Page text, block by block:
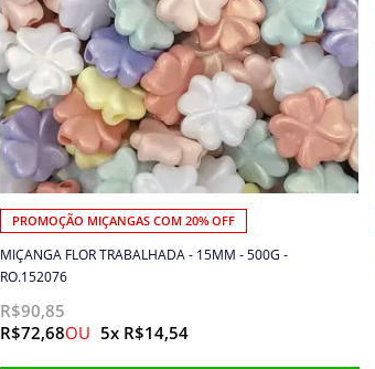
PROMOÇÃO MIÇANGAS COM 20% OFF
MIÇANGA FLOR TRABALHADA - 15MM - 500G -
RO.152076
R$90,85
R$72,68
5x R$14,54